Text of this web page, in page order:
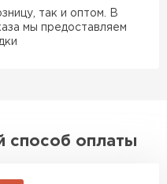
так и оптом. В
мы предоставляем
способ оплаты